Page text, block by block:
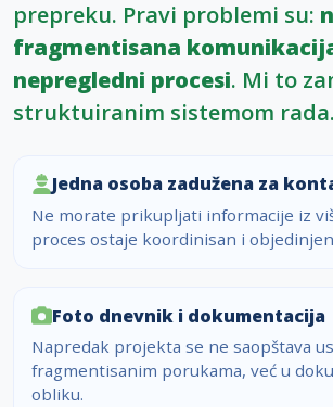
prepreku. Pravi problemi su:
fragmentisana
nepregledni procesi. Mi to
struktuiranim sistemom rada.
Jedna osoba zadužena za
Ne morate prikupljati informacije iz
proces ostaje koordinisan i
Foto dnevnik i dokumentacija
Napredak projekta se ne saopštava
fragmentisanim porukama, već u
obliku.